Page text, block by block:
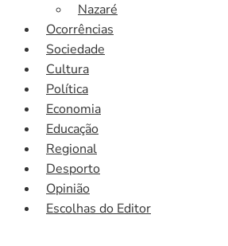
Nazaré
Ocorrências
Sociedade
Cultura
Política
Economia
Educação
Regional
Desporto
Opinião
Escolhas do Editor